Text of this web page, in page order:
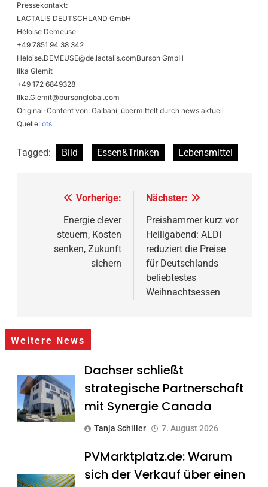
Pressekontakt:
LACTALIS DEUTSCHLAND GmbH
Héloise Demeuse
+49 7851 94 38 342
Heloise.DEMEUSE@de.lactalis.comBursonGmbH
Ilka Glemit
+49 172 6849328
Ilka.Glemit@bursonglobal.com
Original-Content von: Galbani, übermittelt durch news aktuell
Quelle: ots
Tagged: Bild Essen&Trinken Lebensmittel
Beitragsnavigation
Vorherige:
Energie clever
steuern, Kosten
senken, Zukunft
sichern
Nächster:
Preishammer kurz vor
Heiligabend: ALDI
reduziert die Preise
für Deutschlands
beliebtestes
Weihnachtsessen
Weitere News
Dachser schließt
strategische Partnerschaft
mit Synergie Canada
Tanja Schiller 7. August 2026
PVMarktplatz.de: Warum
sich der Verkauf über einen